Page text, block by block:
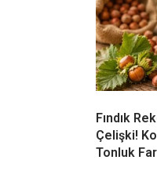
Fındık
Çelişki!
Tonluk